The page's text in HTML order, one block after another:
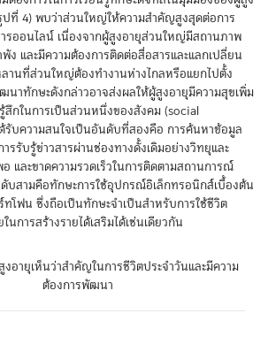
ปที่ 4) พบว่าส่วนใหญ่ให้ความสำคัญสูงสุดต่อการ
ออนไลน์ เนื่องจากผู้สูงอายุส่วนใหญ่มีสถานภาพ
พัง และมีความต้องการติดต่อสื่อสารและแลกเปลี่ยน
นที่ส่วนใหญ่ต้องทำงานห่างไกลหรือแยกไปตั้ง
นาทักษะดังกล่าวอาจส่งผลให้ผู้สูงอายุมีความสุขเพิ่ม
สึกในการเป็นส่วนหนึ่งของสังคม (social
รับความสนใจเป็นอันดับที่สองคือ การค้นหาข้อมูล
รรับรู้ข่าวสารผ่านช่องทางดั้งเดิมอย่างวิทยุและ
และขาดความรวดเร็วในการติดตามสถานการณ์
สามคือทักษะการใช้อุปกรณ์อิเล็กทรอนิกส์เบื้องต้น
ทโฟน ซึ่งถือเป็นทักษะจำเป็นสำหรับการใช้ชีวิต
นการสร้างรายได้เสริมได้เช่นเดียวกัน
อายุเห็นว่าสำคัญในการชีวิตประจำวันและมีความ
ต้องการพัฒนา